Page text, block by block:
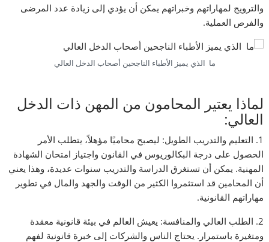
والترويج لمهاراتهم وخبراتهم يمكن أن يؤدي إلى زيادة عدد المرضى
والفرص العملية.
ما الذي يميز الأطباء الناجحين أصحاب الدخل العالي
لماذا يعتير المحامون من المهن ذات الدخل
العالي:
1. التعليم والتدريب الطويل: ليصبح محاميًا مؤهلاً، يتطلب الأمر
الحصول على درجة البكالوريوس في القانون واجتياز امتحان الشهادة
المهنية. يمكن أن تستغرق الدراسة والتدريب سنوات عديدة، وهذا يعني
أن المحامين قد استثمروا الكثير من الوقت والجهد والمال في تطوير
مهاراتهم القانونية.
2. الطلب العالي والمنافسة: يعيش العالم في بيئة قانونية معقدة
ومتغيرة باستمرار. يحتاج الناس والشركات إلى خبرة قانونية لفهم